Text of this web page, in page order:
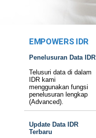
EMPOWERS IDR
Penelusuran Data IDR
Telusuri data di dalam
IDR kami
menggunakan fungsi
penelusuran lengkap
(Advanced).
Update Data IDR
Terbaru